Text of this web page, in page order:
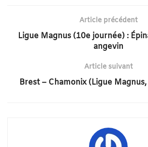
Article précédent
Ligue Magnus (10e journée) :
angevin
Article suivant
Brest – Chamonix (Ligue